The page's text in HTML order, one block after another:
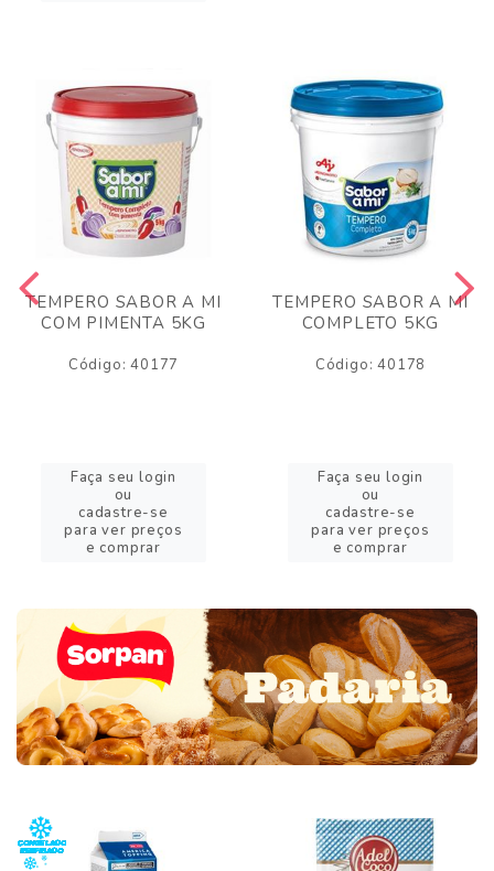
TEMPERO SABOR A MI
COM PIMENTA 5KG
Código: 40177
Faça seu login
ou
cadastre-se
para ver preços
e comprar
TEMPERO SABOR A MI
COMPLETO 5KG
Código: 40178
Faça seu login
ou
cadastre-se
para ver preços
e comprar